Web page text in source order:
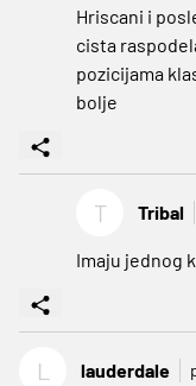
Hriscani i
cista
pozicijama
bolje
T Tribal
Imaju jednog
L lauderdale